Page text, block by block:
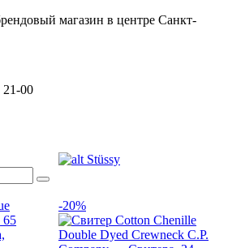
магазин в центре Санкт-
00
Stüssy
-20%